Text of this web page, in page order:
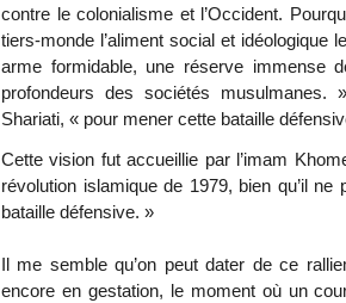
contre le colonialisme et l’Occident.
tiers-monde l’aliment social et idéologique
arme formidable, une réserve immense
profondeurs des sociétés musulmanes.
Shariati, « pour mener cette bataille
Cette vision fut accueillie par l’imam
révolution islamique de 1979, bien qu’il ne
bataille défensive. »
Il me semble qu’on peut dater de ce
encore en gestation, le moment où un